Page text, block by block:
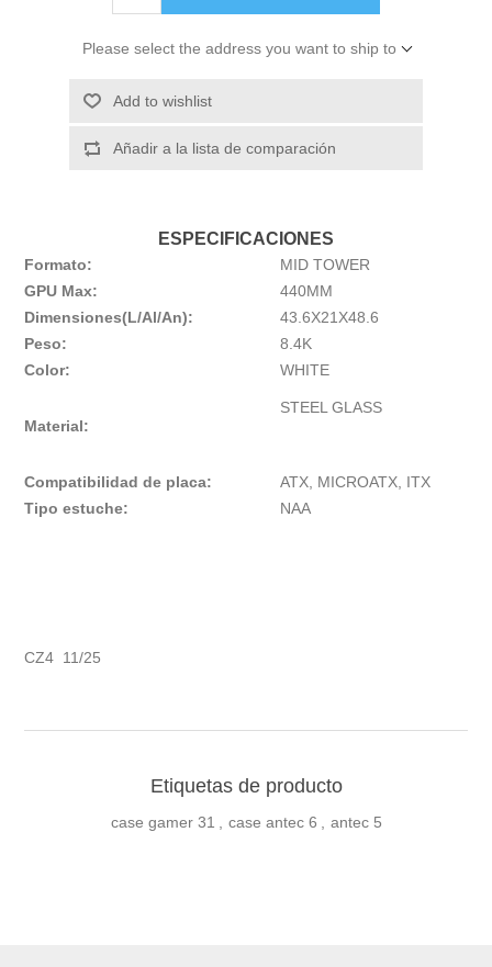
Please select the address you want to ship to
Add to wishlist
Añadir a la lista de comparación
ESPECIFICACIONES
Formato:
MID TOWER
GPU Max:
440MM
Dimensiones(L/Al/An):
43.6X21X48.6
Peso:
8.4K
Color:
WHITE
Material:
STEEL GLASS
Compatibilidad de placa:
ATX, MICROATX, ITX
Tipo estuche:
NAA
CZ4 11/25
Etiquetas de producto
case gamer 31 , case antec 6 , antec 5